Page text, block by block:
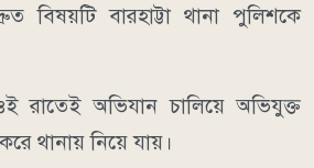
বিষয়টি বারহাট্টা থানা পুলিশকে
রাতেই অভিযান চালিয়ে অভিযুক্ত
থানায় নিয়ে যায়।